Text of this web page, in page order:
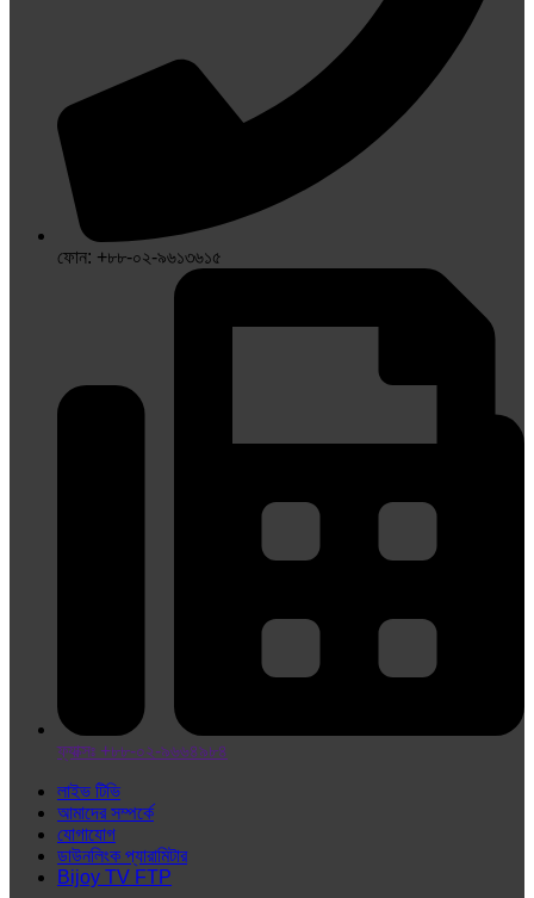
ফোন: +৮৮-০২-৯৬১৩৬১৫
ফ্যাক্সঃ +৮৮-০২-৯৬৬৪৯৮৪
লাইভ টিভি
আমাদের সম্পর্কে
যোগাযোগ
ডাউনলিংক প্যারামিটার
Bijoy TV FTP